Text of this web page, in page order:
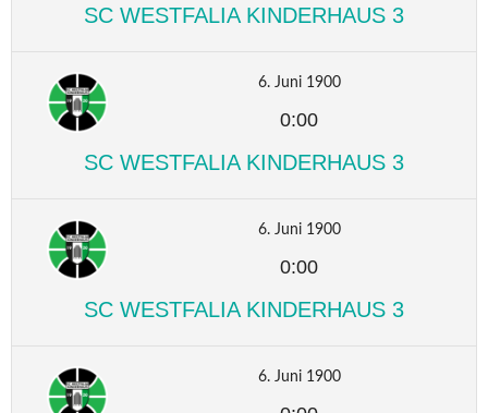
SC WESTFALIA KINDERHAUS 3
6. Juni 1900
0:00
SC WESTFALIA KINDERHAUS 3
6. Juni 1900
0:00
SC WESTFALIA KINDERHAUS 3
6. Juni 1900